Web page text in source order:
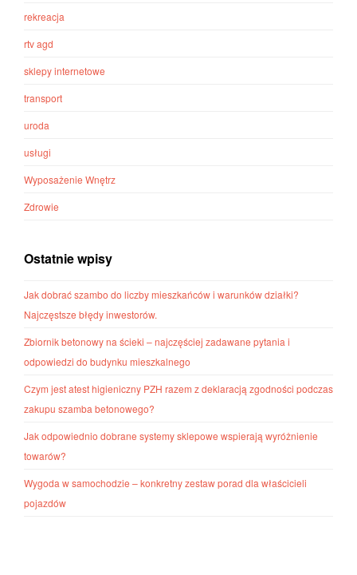
rekreacja
rtv agd
sklepy internetowe
transport
uroda
usługi
Wyposażenie Wnętrz
Zdrowie
Ostatnie wpisy
Jak dobrać szambo do liczby mieszkańców i warunków działki?
Najczęstsze błędy inwestorów.
Zbiornik betonowy na ścieki – najczęściej zadawane pytania i
odpowiedzi do budynku mieszkalnego
Czym jest atest higieniczny PZH razem z deklaracją zgodności podczas
zakupu szamba betonowego?
Jak odpowiednio dobrane systemy sklepowe wspierają wyróżnienie
towarów?
Wygoda w samochodzie – konkretny zestaw porad dla właścicieli
pojazdów